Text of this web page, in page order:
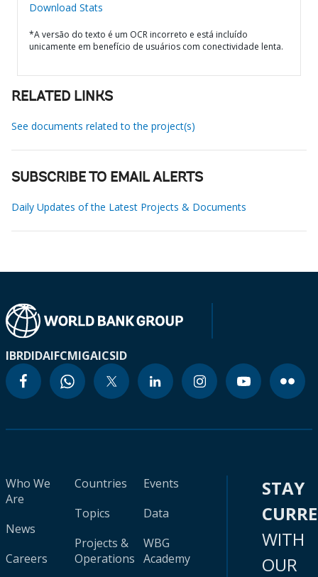
Download Stats
*A versão do texto é um OCR incorreto e está incluído
unicamente em benefício de usuários com conectividade lenta.
RELATED LINKS
See documents related to the project(s)
SUBSCRIBE TO EMAIL ALERTS
Daily Updates of the Latest Projects & Documents
IBRDIDAIFCMIGAICSID
Who We
Are
News
Careers
Countries
Topics
Projects &
Operations
Events
Data
WBG
Academy
STAY
WITH
OUR